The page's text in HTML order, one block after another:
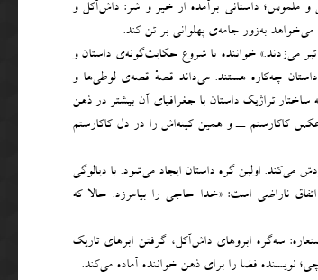
ملموس؛ داستانی برآمده از خیر و شر: داش‌آکل و
می‌خواهد به‌زور جامه‌ی پهلوانی بر تن کند.
می‌زدند.» خواننده با شروع حکایت‌گونه‌ی داستان و
چه‌کاره هستند. می‌داند قصهْ قصه‌ی لوطی‌‌ها و
تراژیک داستان با جغرافیای آن بیشتر در ذهن
کاکارستم ــ و همین کینه‌اش را در دل کاکارستم
اولین گره‌ داستان ایجاد می‌شود. با دیالوگی
ناراضی است: «خدا حاجی را بیامرزد. حالا که
سه‌گره‌ ابروهای داش‌آکل، گرفتن ابرهای تاریک
نویسنده فضا را برای ذهن خواننده آماده می‌کند.